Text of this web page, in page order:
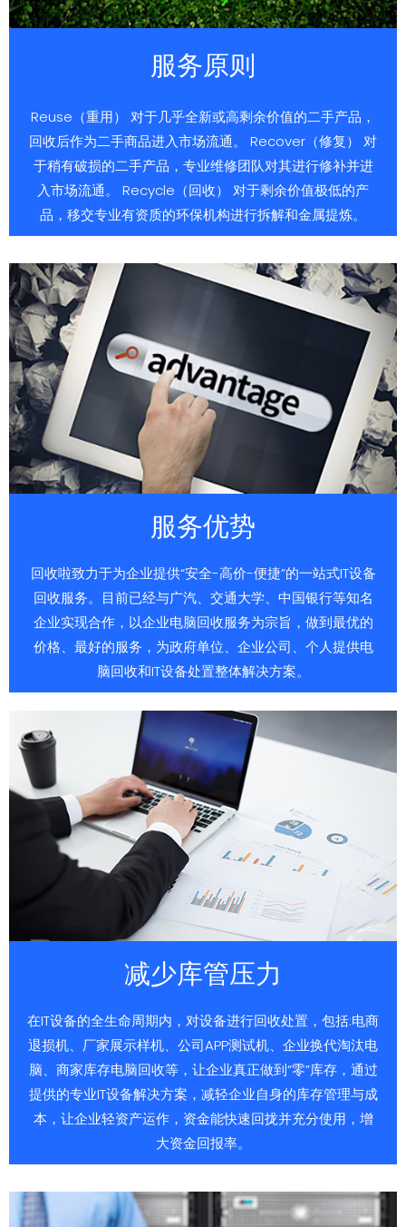
服务原则
Reuse（重用） 对于几乎全新或高剩余价值的二手产品，
回收后作为二手商品进入市场流通。 Recover（修复） 对
于稍有破损的二手产品，专业维修团队对其进行修补并进
入市场流通。 Recycle（回收） 对于剩余价值极低的产
品，移交专业有资质的环保机构进行拆解和金属提炼。
服务优势
回收啦致力于为企业提供“安全-高价-便捷”的一站式IT设备
回收服务。目前已经与广汽、交通大学、中国银行等知名
企业实现合作，以企业电脑回收服务为宗旨，做到最优的
价格、最好的服务，为政府单位、企业公司、个人提供电
脑回收和IT设备处置整体解决方案。
减少库管压力
在IT设备的全生命周期内，对设备进行回收处置，包括:电商
退损机、厂家展示样机、公司APP测试机、企业换代淘汰电
脑、商家库存电脑回收等，让企业真正做到“零”库存，通过
提供的专业IT设备解决方案，减轻企业自身的库存管理与成
本，让企业轻资产运作，资金能快速回拢并充分使用，增
大资金回报率。